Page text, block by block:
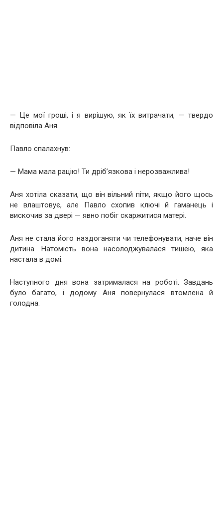
— Це мої гроші, і я вирішую, як їх витрачати, — твердо
відповіла Аня.
Павло спалахнув:
— Мама мала рацію! Ти дріб’язкова і нерозважлива!
Аня хотіла сказати, що він вільний піти, якщо його щось
не влаштовує, але Павло схопив ключі й гаманець і
вискочив за двері — явно побіг скаржитися матері.
Аня не стала його наздоганяти чи телефонувати, наче він
дитина. Натомість вона насолоджувалася тишею, яка
настала в домі.
Наступного дня вона затрималася на роботі. Завдань
було багато, і додому Аня повернулася втомлена й
голодна.